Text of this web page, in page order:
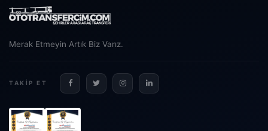
Merak Etmeyin Artık Biz Varız.
TAKIP ET